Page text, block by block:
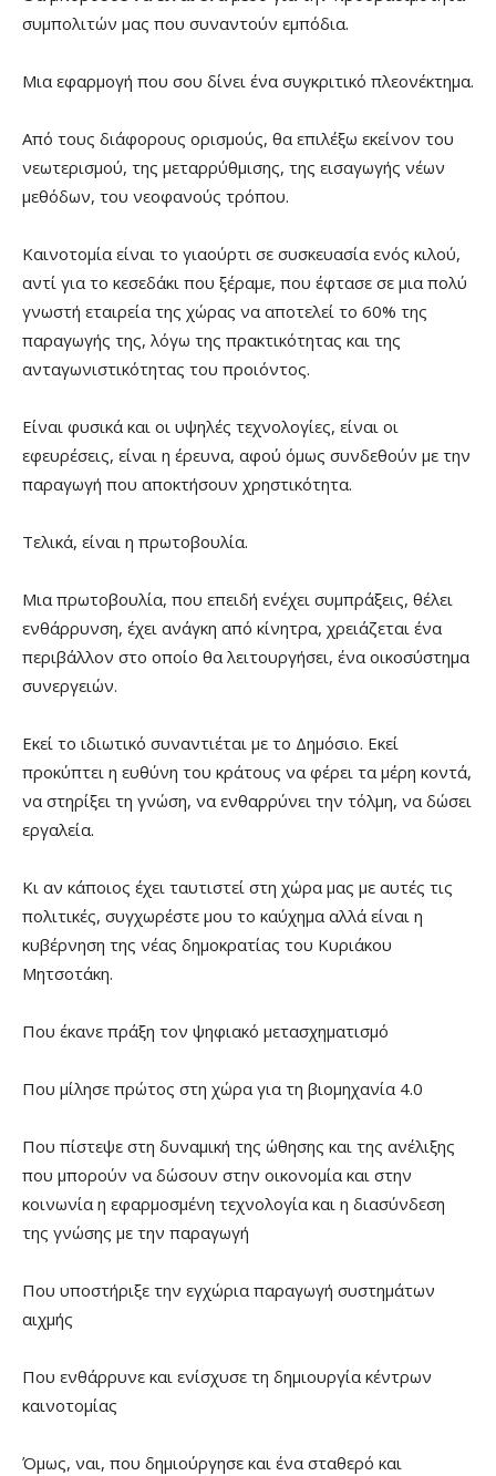
συμπολιτών μας που συναντούν εμπόδια.
Μια εφαρμογή που σου δίνει ένα συγκριτικό πλεονέκτημα.
Από τους διάφορους ορισμούς, θα επιλέξω εκείνον του
νεωτερισμού, της μεταρρύθμισης, της εισαγωγής νέων
μεθόδων, του νεοφανούς τρόπου.
Καινοτομία είναι το γιαούρτι σε συσκευασία ενός κιλού,
αντί για το κεσεδάκι που ξέραμε, που έφτασε σε μια πολύ
γνωστή εταιρεία της χώρας να αποτελεί το 60% της
παραγωγής της, λόγω της πρακτικότητας και της
ανταγωνιστικότητας του προιόντος.
Είναι φυσικά και οι υψηλές τεχνολογίες, είναι οι
εφευρέσεις, είναι η έρευνα, αφού όμως συνδεθούν με την
παραγωγή που αποκτήσουν χρηστικότητα.
Τελικά, είναι η πρωτοβουλία.
Μια πρωτοβουλία, που επειδή ενέχει συμπράξεις, θέλει
ενθάρρυνση, έχει ανάγκη από κίνητρα, χρειάζεται ένα
περιβάλλον στο οποίο θα λειτουργήσει, ένα οικοσύστημα
συνεργειών.
Εκεί το ιδιωτικό συναντιέται με το Δημόσιο. Εκεί
προκύπτει η ευθύνη του κράτους να φέρει τα μέρη κοντά,
να στηρίξει τη γνώση, να ενθαρρύνει την τόλμη, να δώσει
εργαλεία.
Κι αν κάποιος έχει ταυτιστεί στη χώρα μας με αυτές τις
πολιτικές, συγχωρέστε μου το καύχημα αλλά είναι η
κυβέρνηση της νέας δημοκρατίας του Κυριάκου
Μητσοτάκη.
Που έκανε πράξη τον ψηφιακό μετασχηματισμό
Που μίλησε πρώτος στη χώρα για τη βιομηχανία 4.0
Που πίστεψε στη δυναμική της ώθησης και της ανέλιξης
που μπορούν να δώσουν στην οικονομία και στην
κοινωνία η εφαρμοσμένη τεχνολογία και η διασύνδεση
της γνώσης με την παραγωγή
Που υποστήριξε την εγχώρια παραγωγή συστημάτων
αιχμής
Που ενθάρρυνε και ενίσχυσε τη δημιουργία κέντρων
καινοτομίας
Όμως, ναι, που δημιούργησε και ένα σταθερό και